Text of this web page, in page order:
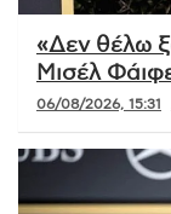
«Δεν θέλω
Μισέλ
06/08/2026, 15:31